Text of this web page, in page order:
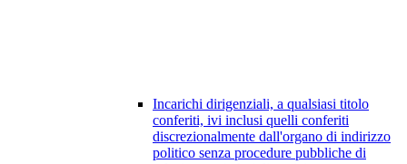
Incarichi dirigenziali, a qualsiasi titolo
conferiti, ivi inclusi quelli conferiti
discrezionalmente dall'organo di indirizzo
politico senza procedure pubbliche di